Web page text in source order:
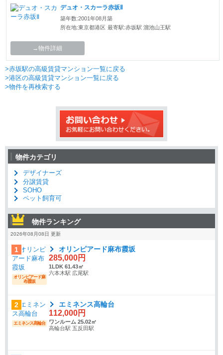
デュオ・スカーラ赤坂Ⅱ
築年数:2001年08月築
所在地:東京都港区 最寄駅:赤坂駅 溜池山王駅
→物件詳細
>赤坂駅の高級賃貸マンション一覧に戻る
>港区の高級賃貸マンション一覧に戻る
>物件を再検索する
物件カテゴリ
デザイナーズ
分譲賃貸
SOHO
ペット飼育可
物件ランキング
2026年08月08日 更新
1
オリンピアード麻
布霞坂
オリンピアード麻布霞坂
285,000円
1LDK 61.43㎡
六本木駅 広尾駅
2
エミネンス高輪台
エミネンス高輪台
112,000円
ワンルーム 25.02㎡
高輪台駅 五反田駅